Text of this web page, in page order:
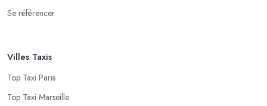
Se référencer
Villes Taxis
Top Taxi Paris
Top Taxi Marseille